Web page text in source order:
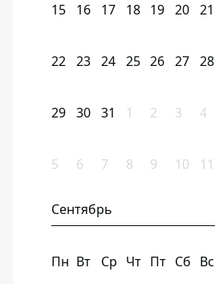
15 16 17 18 19 20 21
22 23 24 25 26 27 28
29 30 31 1 2 3 4
5 6 7 8 9 10 11
Сентябрь
Пн Вт Ср Чт Пт Сб Вс